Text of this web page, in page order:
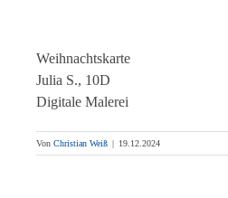
Weihnachtskarte
Julia S., 10D
Digitale Malerei
Von Christian Weiß | 19.12.2024